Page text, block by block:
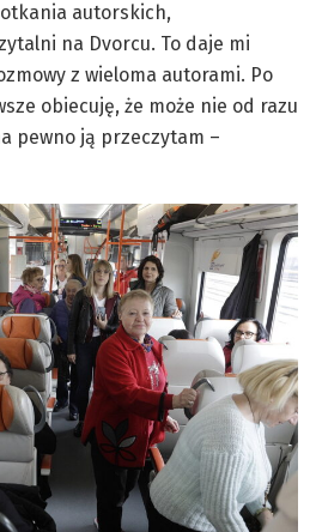
autorskich,
na Dvorcu. To daje mi
z wieloma autorami. Po
obiecuję, że może nie od razu
pewno ją przeczytam –